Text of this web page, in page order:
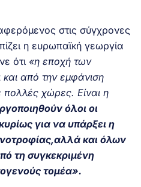
στις σύγχρονες
η ευρωπαϊκή γεωργία
ότι «η εποχή των
από την εμφάνιση
χώρες. Είναι η
όλοι οι
για να υπάρξει η
και όλων
τη συγκεκριμένη
τομέα».